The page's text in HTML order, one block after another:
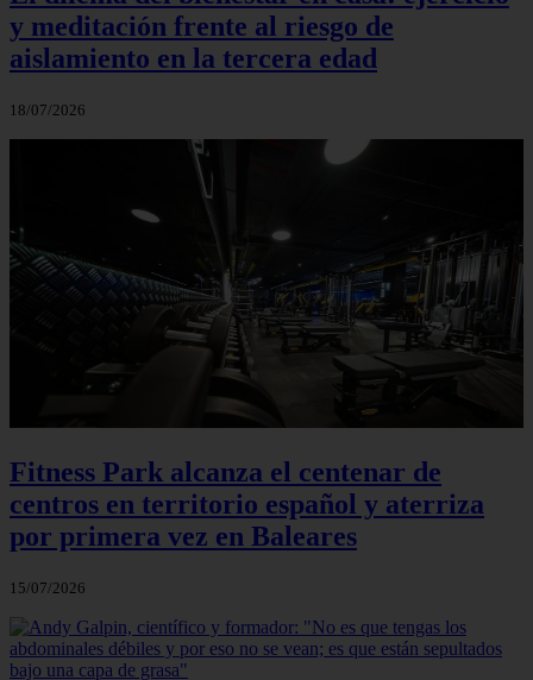
y meditación frente al riesgo de
aislamiento en la tercera edad
18/07/2026
Fitness Park alcanza el centenar de
centros en territorio español y aterriza
por primera vez en Baleares
15/07/2026